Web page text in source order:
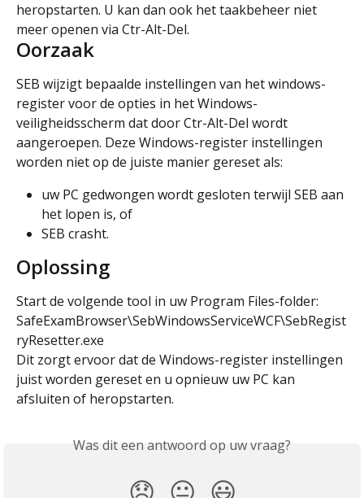
heropstarten. U kan dan ook het taakbeheer niet
meer openen via Ctr-Alt-Del.
Oorzaak
SEB wijzigt bepaalde instellingen van het windows-
register voor de opties in het Windows-
veiligheidsscherm dat door Ctr-Alt-Del wordt
aangeroepen. Deze Windows-register instellingen
worden niet op de juiste manier gereset als:
uw PC gedwongen wordt gesloten terwijl SEB aan
het lopen is, of
SEB crasht.
Oplossing
Start de volgende tool in uw Program Files-folder:
SafeExamBrowser\SebWindowsServiceWCF\SebRegist
ryResetter.exe
Dit zorgt ervoor dat de Windows-register instellingen
juist worden gereset en u opnieuw uw PC kan
afsluiten of heropstarten.
Was dit een antwoord op uw vraag?